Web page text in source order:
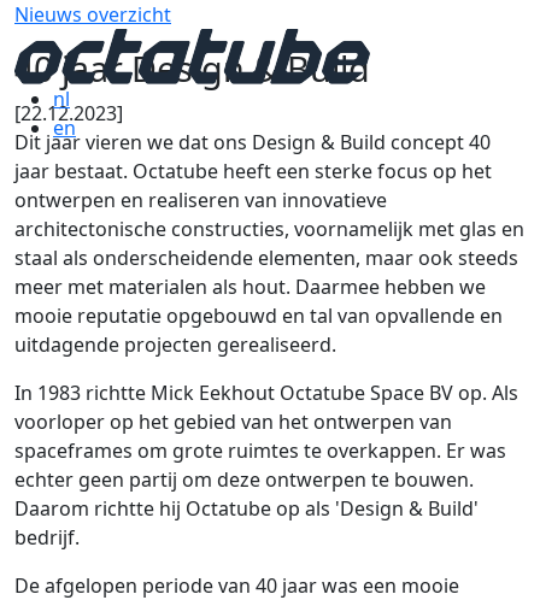
nl
en
Nieuws overzicht
40 jaar Design & Build
[22.12.2023]
Dit jaar vieren we dat ons Design & Build concept 40
jaar bestaat. Octatube heeft een sterke focus op het
ontwerpen en realiseren van innovatieve
architectonische constructies, voornamelijk met glas en
staal als onderscheidende elementen, maar ook steeds
meer met materialen als hout. Daarmee hebben we
mooie reputatie opgebouwd en tal van opvallende en
uitdagende projecten gerealiseerd.
In 1983 richtte Mick Eekhout Octatube Space BV op. Als
voorloper op het gebied van het ontwerpen van
spaceframes om grote ruimtes te overkappen. Er was
echter geen partij om deze ontwerpen te bouwen.
Daarom richtte hij Octatube op als 'Design & Build'
bedrijf.
De afgelopen periode van 40 jaar was een mooie